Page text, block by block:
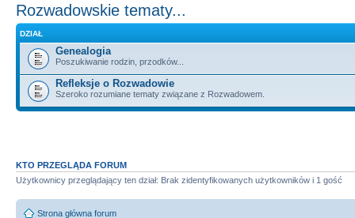
Rozwadowskie tematy...
DZIAŁ
Genealogia
Poszukiwanie rodzin, przodków...
Refleksje o Rozwadowie
Szeroko rozumiane tematy związane z Rozwadowem.
KTO PRZEGLĄDA FORUM
Użytkownicy przeglądający ten dział: Brak zidentyfikowanych użytkowników i 1 gość
Strona główna forum